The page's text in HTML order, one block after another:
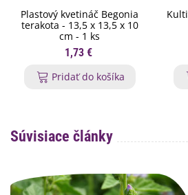
Plastový kvetináč Begonia
terakota - 13,5 x 13,5 x 10
cm - 1 ks
1,73 €
Pridať do košíka
Súvisiace články